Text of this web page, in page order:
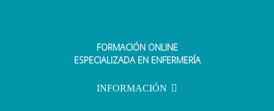
Matronas de Atención Primaria
online de formación en
FORMACIÓN ONLINE
ESPECIALIZADA EN ENFERMERÍA
INFORMACIÓN